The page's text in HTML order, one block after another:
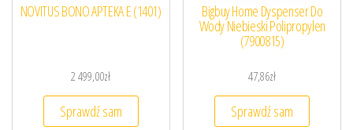
NOVITUS BONO APTEKA E (1401)
2 499,00zł
Sprawdź sam
Bigbuy Home Dyspenser Do
Wody Niebieski Polipropylen
(7900815)
47,86zł
Sprawdź sam